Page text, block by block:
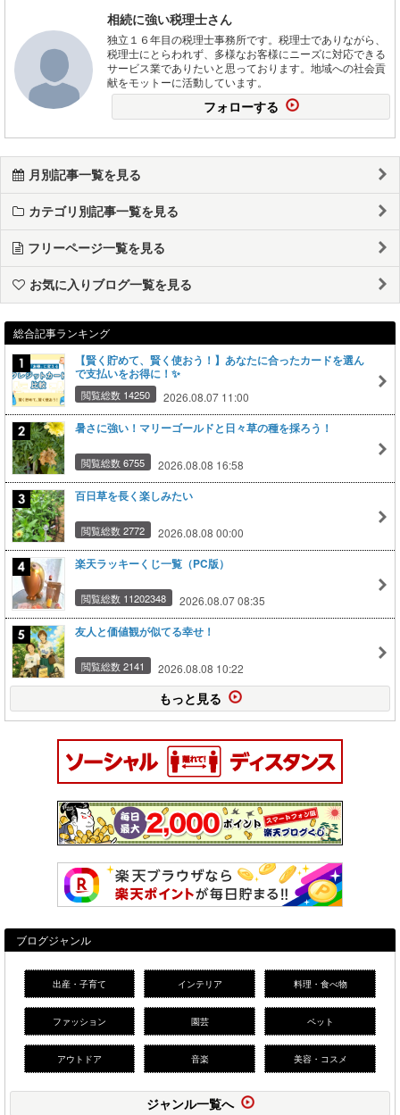
相続に強い税理士さん
独立１６年目の税理士事務所です。税理士でありながら、
税理士にとらわれず、多様なお客様にニーズに対応できる
サービス業でありたいと思っております。地域への社会貢
献をモットーに活動しています。
フォローする
月別記事一覧を見る
カテゴリ別記事一覧を見る
フリーページ一覧を見る
お気に入りブログ一覧を見る
総合記事ランキング
【賢く貯めて、賢く使おう！】あなたに合ったカードを選ん
で支払いをお得に！✨
閲覧総数 14250 2026.08.07 11:00
暑さに強い！マリーゴールドと日々草の種を採ろう！
閲覧総数 6755 2026.08.08 16:58
百日草を長く楽しみたい
閲覧総数 2772 2026.08.08 00:00
楽天ラッキーくじ一覧（PC版）
閲覧総数 11202348 2026.08.07 08:35
友人と価値観が似てる幸せ！
閲覧総数 2141 2026.08.08 10:22
もっと見る
ブログジャンル
出産・子育て インテリア 料理・食べ物
ファッション 園芸 ペット
アウトドア 音楽 美容・コスメ
ジャンル一覧へ